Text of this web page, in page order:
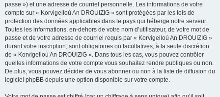
passe ») et une adresse de courriel personnelle. Les informations de votre
compte sur « Korvigelloù An DROUIZIG » sont protégées par les lois de
protection des données applicables dans le pays qui héberge notre serveur.
Toutes les informations, en-dehors de votre nom d’utilisateur, de votre mot de
passe et de votre adresse de courriel requis par « Korvigelloù An DROUIZIG »
durant votre inscription, sont obligatoires ou facultatives, à la seule discrétion
de « Korvigelloù An DROUIZIG ». Dans tous les cas, vous pouvez contrôler
quelles informations de votre compte vous souhaitez rendre publiques ou non.
De plus, vous pouvez décider de vous abonner ou non à la liste de diffusion du
logiciel phpBB depuis une option disponible sur votre compte.